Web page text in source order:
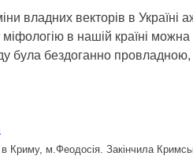
владних векторів в Україні
в нашій країні
була бездоганно провладною,
Криму, м.Феодосія. Закінчила